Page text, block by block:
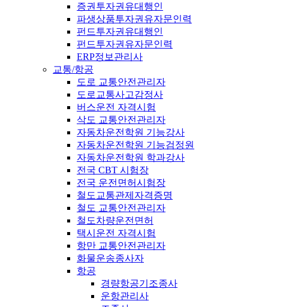
증권투자권유대행인
파생상품투자권유자문인력
펀드투자권유대행인
펀드투자권유자문인력
ERP정보관리사
교통/항공
도로 교통안전관리자
도로교통사고감정사
버스운전 자격시험
삭도 교통안전관리자
자동차운전학원 기능강사
자동차운전학원 기능검정원
자동차운전학원 학과강사
전국 CBT 시험장
전국 운전면허시험장
철도교통관제자격증명
철도 교통안전관리자
철도차량운전면허
택시운전 자격시험
항만 교통안전관리자
화물운송종사자
항공
경량항공기조종사
운항관리사